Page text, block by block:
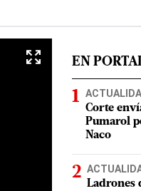
EN
Corte
Pumarol
Naco
Ladrones